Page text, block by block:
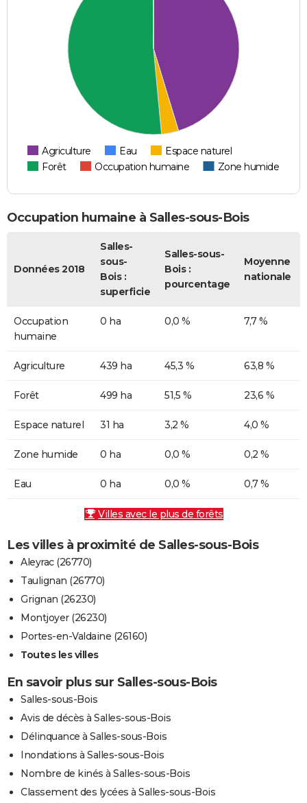
Agriculture Eau
Espace naturel
Forêt
Occupation humaine Zone humide
Occupation humaine à Salles-sous-Bois
Données 2018
Salles-
sous-
Bois :
superficie
Salles-sous-
Bois :
pourcentage
Moyenne
nationale
Occupation
humaine
0 ha 0,0 % 7,7 %
Agriculture 439 ha 45,3 % 63,8 %
Forêt 499 ha 51,5 % 23,6 %
Espace naturel 31 ha 3,2 % 4,0 %
Zone humide 0 ha 0,0 % 0,2 %
Eau 0 ha 0,0 % 0,7 %
Villes avec le plus de forêts
Les villes à proximité de Salles-sous-Bois
Aleyrac (26770)
Taulignan (26770)
Grignan (26230)
Montjoyer (26230)
Portes-en-Valdaine (26160)
Toutes les villes
En savoir plus sur Salles-sous-Bois
Salles-sous-Bois
Avis de décès à Salles-sous-Bois
Délinquance à Salles-sous-Bois
Inondations à Salles-sous-Bois
Nombre de kinés à Salles-sous-Bois
Classement des lycées à Salles-sous-Bois